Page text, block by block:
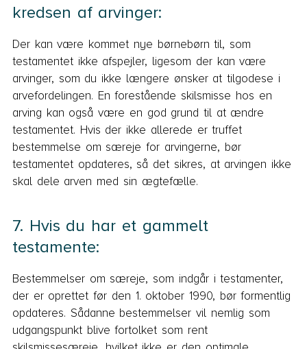
kredsen af arvinger:
Der kan være kommet nye børnebørn til, som
testamentet ikke afspejler, ligesom der kan være
arvinger, som du ikke længere ønsker at tilgodese i
arvefordelingen. En forestående skilsmisse hos en
arving kan også være en god grund til at ændre
testamentet. Hvis der ikke allerede er truffet
bestemmelse om særeje for arvingerne, bør
testamentet opdateres, så det sikres, at arvingen ikke
skal dele arven med sin ægtefælle.
7. Hvis du har et gammelt
testamente:
Bestemmelser om særeje, som indgår i testamenter,
der er oprettet før den 1. oktober 1990, bør formentlig
opdateres. Sådanne bestemmelser vil nemlig som
udgangspunkt blive fortolket som rent